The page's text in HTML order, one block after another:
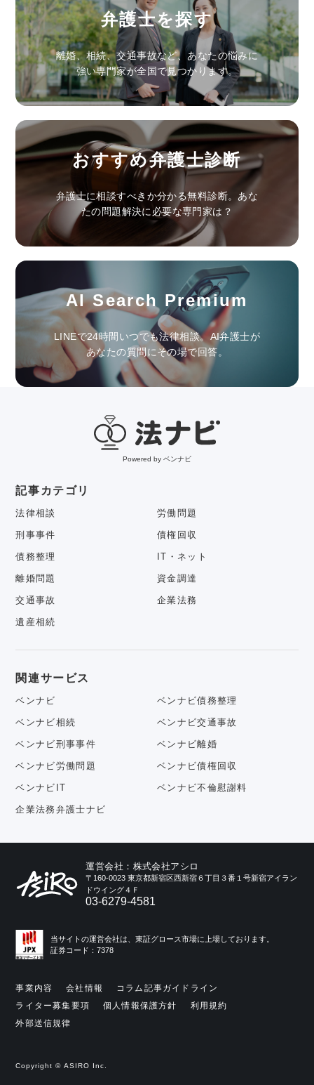
弁護士を探す
離婚、相続、交通事故など、あなたの悩みに
強い専門家が全国で見つかります。
おすすめ弁護士診断
弁護士に相談すべきか分かる無料診断。あな
たの問題解決に必要な専門家は？
AI Search Premium
LINEで24時間いつでも法律相談。AI弁護士が
あなたの質問にその場で回答。
Powered by ベンナビ
記事カテゴリ
法律相談 労働問題
刑事事件 債権回収
債務整理 IT・ネット
離婚問題 資金調達
交通事故 企業法務
遺産相続
関連サービス
ベンナビ ベンナビ債務整理
ベンナビ相続 ベンナビ交通事故
ベンナビ刑事事件 ベンナビ離婚
ベンナビ労働問題 ベンナビ債権回収
ベンナビIT ベンナビ不倫慰謝料
企業法務弁護士ナビ
運営会社：株式会社アシロ
〒160-0023 東京都新宿区西新宿６丁目３番１号新宿アイラン
ドウイング４Ｆ
03-6279-4581
当サイトの運営会社は、東証グロース市場に上場しております。
証券コード：7378
事業内容 会社情報
コラム記事ガイドライン
ライター募集要項
個人情報保護方針
利用規約
外部送信規律
Copyright © ASIRO Inc.